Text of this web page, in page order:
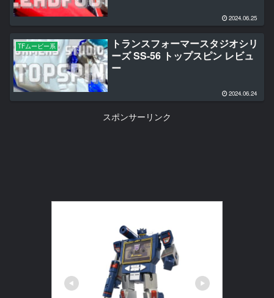
2024.06.25
TFムービー系
トランスフォーマースタジオシリ
ーズ SS-56 トップスピン レビュ
ー
2024.06.24
スポンサーリンク